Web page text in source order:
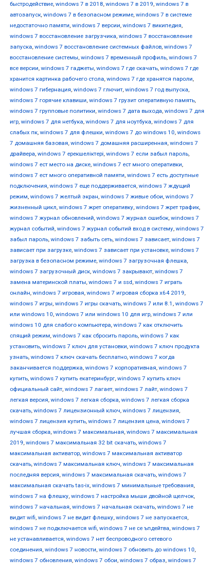
быстродействие, windows 7 в 2018, windows 7 в 2019, windows 7 в
автозапуск, windows 7 в безопасном режиме, windows 7 в системе
недостаточно памяти, windows 7 версии, windows 7 википедия,
windows 7 восстановление загрузчика, windows 7 восстановление
запуска, windows 7 восстановление системных файлов, windows 7
восстановление системы, windows 7 временный профиль, windows 7
все версии, windows 7 гаджеты, windows 7 где скачать, windows 7 где
хранится картинка рабочего стола, windows 7 где хранятся пароли,
windows 7 гибернация, windows 7 глючит, windows 7 год выпуска,
windows 7 горячие клавиши, windows 7 грузит оперативную память,
windows 7 групповые политики, windows 7 дата выхода, windows 7 для
игр, windows 7 для нетбука, windows 7 для ноутбука, windows 7 для
слабых пк, windows 7 для флешки, windows 7 до windows 10, windows
7 домашняя базовая, windows 7 домашняя расширенная, windows 7
драйвера, windows 7 ерекшеліктері, windows 7 если забыл пароль,
windows 7 ест место на диске, windows 7 ест много оперативки,
windows 7 ест много оперативной памяти, windows 7 есть доступные
подключения, windows 7 еще поддерживается, windows 7 ждущий
режим, windows 7 желтый экран, windows 7 живые обои, windows 7
жизненный цикл, windows 7 жрет оперативку, windows 7 жрет трафик,
windows 7 журнал обновлений, windows 7 журнал ошибок, windows 7
журнал событий, windows 7 журнал событий вход в систему, windows 7
забыл пароль, windows 7 забыть сеть, windows 7 зависает, windows 7
зависает при загрузке, windows 7 зависает при установке, windows 7
загрузка в безопасном режиме, windows 7 загрузочная флешка,
windows 7 загрузочный диск, windows 7 закрывают, windows 7
замена материнской платы, windows 7 и ssd, windows 7 играть
онлайн, windows 7 игровая, windows 7 игровая сборка x64 2019,
windows 7 игры, windows 7 игры скачать, windows 7 или 8.1 , windows 7
или windows 10, windows 7 или windows 10 для игр, windows 7 или
windows 10 для слабого компьютера, windows 7 как отключить
спящий режим, windows 7 как сбросить пароль, windows 7 как
установить, windows 7 ключ для установки, windows 7 ключ продукта
узнать, windows 7 ключ скачать бесплатно, windows 7 когда
заканчивается поддержка, windows 7 корпоративная, windows 7
купить, windows 7 купить екатеринбург, windows 7 купить ключ
официальный сайт, windows 7 лагает, windows 7 лайт, windows 7
легкая версия, windows 7 легкая сборка, windows 7 легкая сборка
скачать, windows 7 лицензионный ключ, windows 7 лицензия,
windows 7 лицензия купить, windows 7 лицензия цена, windows 7
лучшая сборка, windows 7 максимальная, windows 7 максимальная
2019, windows 7 максимальная 32 bit скачать, windows 7
максимальная активатор, windows 7 максимальная активатор
скачать, windows 7 максимальная ключ, windows 7 максимальная
последняя версия, windows 7 максимальная скачать, windows 7
максимальная скачать tas-ix, windows 7 минимальные требования,
windows 7 на флешку, windows 7 настройка мыши двойной щелчок,
windows 7 начальная, windows 7 начальная скачать, windows 7 не
видит wifi, windows 7 не видит флешку, windows 7 не запускается,
windows 7 не подключается wifi, windows 7 не се ъпдейтва, windows 7
не устанавливается, windows 7 нет беспроводного сетевого
соединения, windows 7 новости, windows 7 обновить до windows 10,
windows 7 обновления, windows 7 обои, windows 7 образ, windows 7